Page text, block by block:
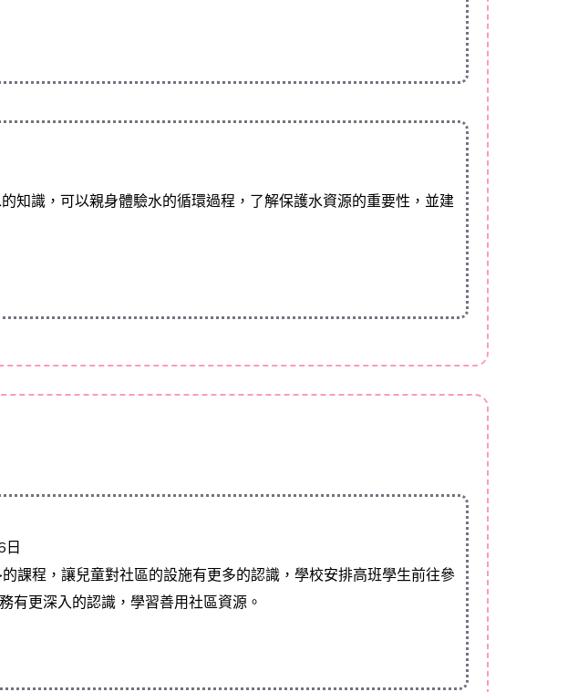
知識，可以親身體驗水的循環過程，了解保護水資源的重要性，並建
日
課程，讓兒童對社區的設施有更多的認識，學校安排高班學生前往參
有更深入的認識，學習善用社區資源。